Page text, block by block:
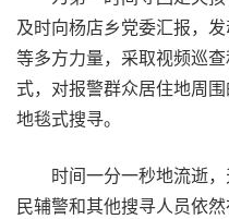
及时向杨店乡党委汇报，
等多方力量，采取视频巡
式，对报警群众居住地周
地毯式搜寻。
时间一分一秒地流逝
民辅警和其他搜寻人员依